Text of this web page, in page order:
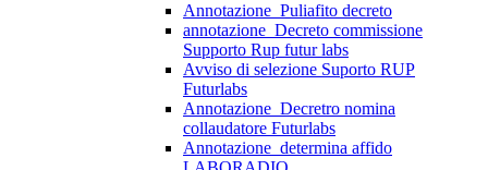
Annotazione_Puliafito decreto
annotazione_Decreto commissione
Supporto Rup futur labs
Avviso di selezione Suporto RUP
Futurlabs
Annotazione_Decretro nomina
collaudatore Futurlabs
Annotazione_determina affido